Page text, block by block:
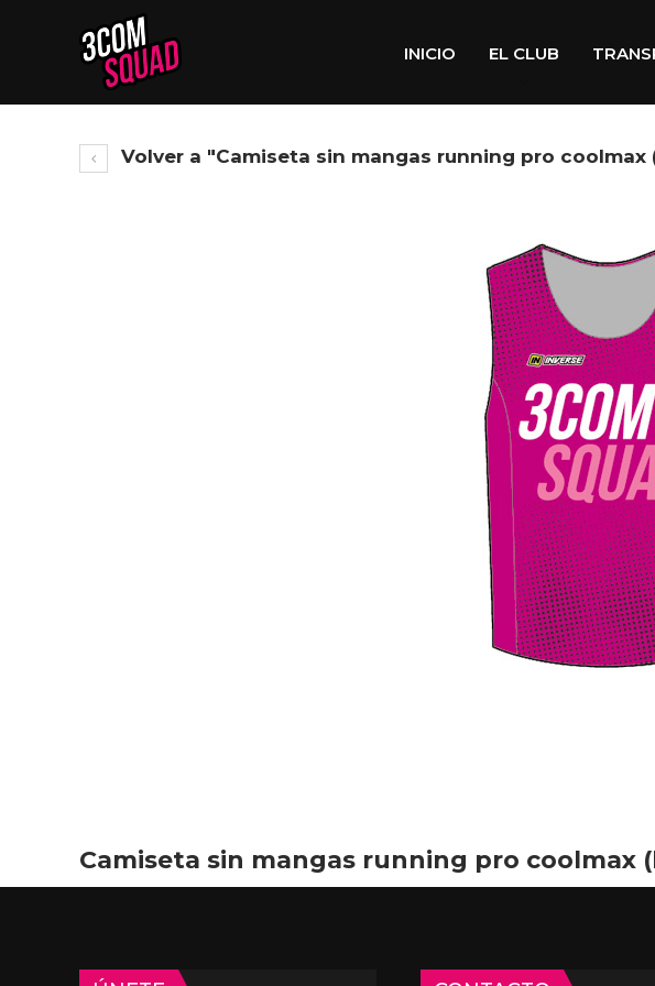
INICIO EL CLUB
Volver a "Camiseta sin mangas running pro coolmax
Camiseta sin mangas running pro coolmax